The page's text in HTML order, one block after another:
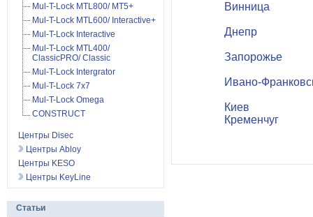
Винница
Днепр
Запорожье
Ивано-
Киев
Кременчуг
Mul-T-Lock MTL800/ MT5+
Mul-T-Lock MTL600/ Interactive+
Mul-T-Lock Interactive
Mul-T-Lock MTL400/
ClassicPRO/ Classic
Mul-T-Lock Intergrator
Mul-T-Lock 7x7
Mul-T-Lock Omega
CONSTRUCT
Центры Disec
Центры Abloy
Центры KESO
Центры KeyLine
Статьи